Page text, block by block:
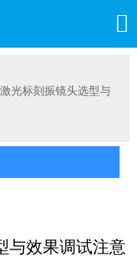

光标刻振镜头选型与
与效果调试注意